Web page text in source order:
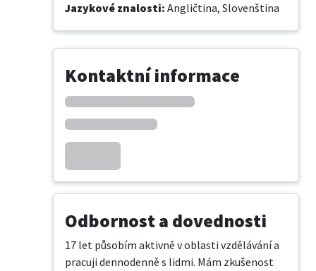
Jazykové znalosti: Angličtina, Slovenština
Kontaktní informace
Odbornost a dovednosti
17 let působím aktivně v oblasti vzdělávání a
pracuji dennodenně s lidmi. Mám zkušenost